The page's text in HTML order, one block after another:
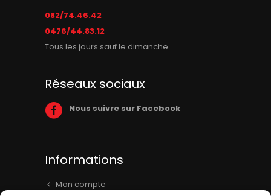
082/74.46.42
0476/44.83.12
Tous les jours sauf le dimanche
Réseaux sociaux
Nous suivre sur Facebook
Informations
Mon compte